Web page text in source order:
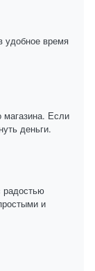
удобное время
магазина. Если
деньги.
радостью
и